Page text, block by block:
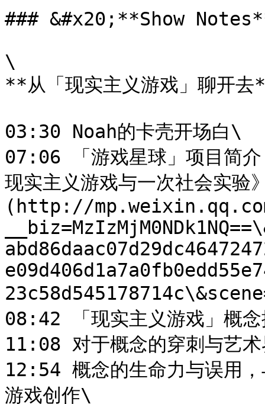
### &#x20;**Show
\
**从「现实主义游戏」聊开
03:30 Noah的卡壳开场白\
07:06 「游戏星球」项目简
现实主义游戏与一次社会实验
(http://
08:42 「现实主义游戏」概
11:08 对于概念的穿刺与艺
12:54 概念的生命力与误用，
游戏创作\